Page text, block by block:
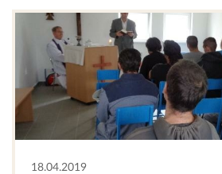
18.04.2019